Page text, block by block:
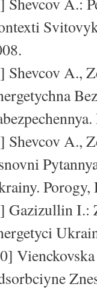
Shevcov A.,
Shevcov A.,
Gazizullin I.: